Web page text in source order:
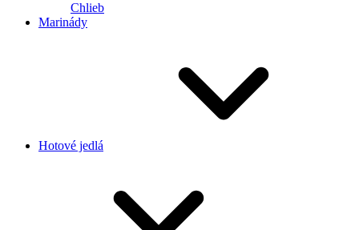
Chlieb
Marinády
Hotové jedlá